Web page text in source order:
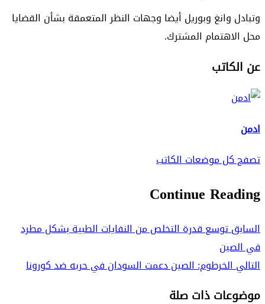
وتبادل وانغ وبوريل أيضا وجهات النظر المتعمقة بشأن القضايا
محل الاهتمام المشترك.
عن الكاتب
ادمن
تصفح كل موضعات الكاتب
Continue Reading
السابقتوسع قدرة التخلص من النفايات الطبية بشكل مطرد
في الصين
التاليالخرطوم: الصين دعمت السودان في حربه ضد كورونا
موضوعات ذات صلة